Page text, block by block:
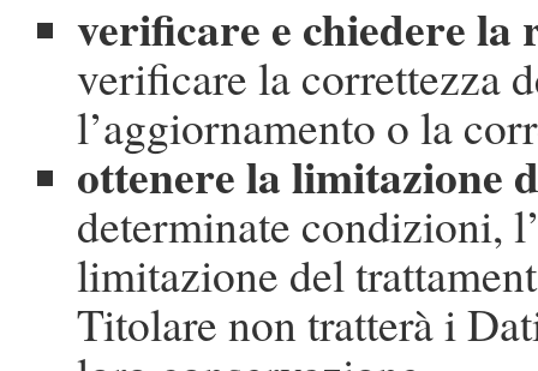
verificare e chiedere la
verificare la correttezza
l’aggiornamento o la
ottenere la limitazione
determinate condizioni,
limitazione del
Titolare non tratterà i